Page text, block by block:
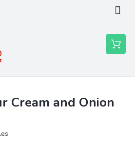
Nákupní
košík
Cream and Onion